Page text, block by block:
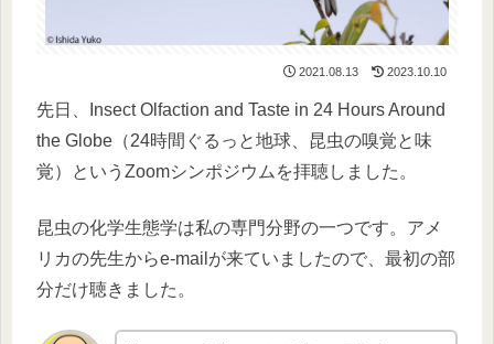
2021.08.13 2023.10.10
先日、Insect Olfaction and Taste in 24 Hours Around
the Globe（24時間ぐるっと地球、昆虫の嗅覚と味
覚）というZoomシンポジウムを拝聴しました。
昆虫の化学生態学は私の専門分野の一つです。アメ
リカの先生からe-mailが来ていましたので、最初の部
分だけ聴きました。